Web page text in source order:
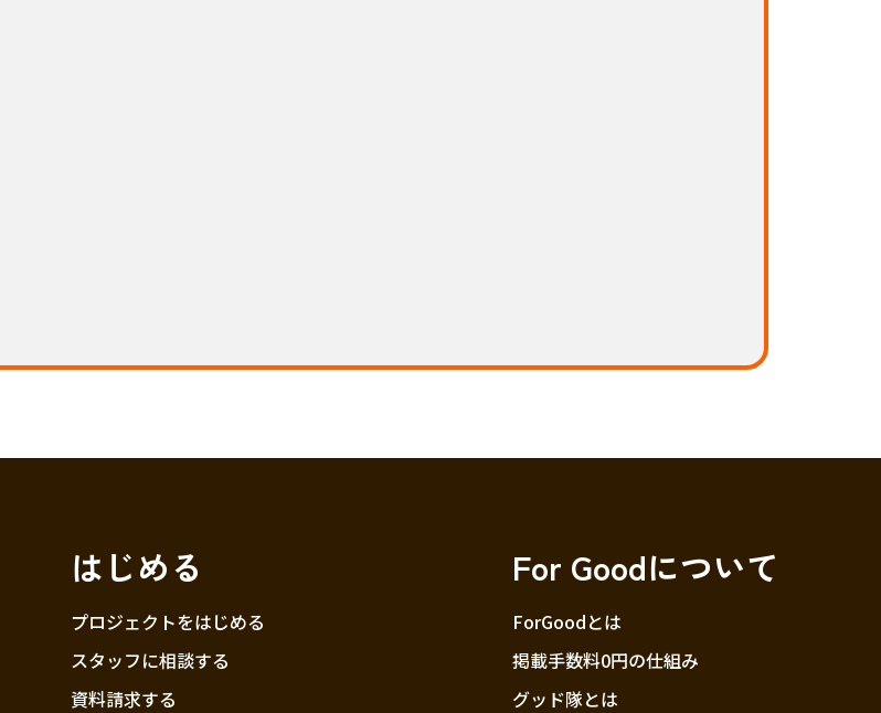
はじめる
プロジェクトをはじめる
スタッフに相談する
資料請求する
For Goodについて
ForGoodとは
掲載手数料0円の仕組み
グッド隊とは